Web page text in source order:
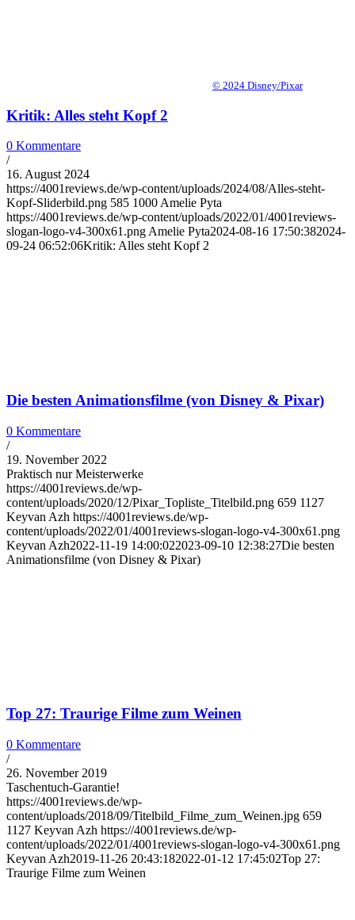
© 2024 Disney/Pixar
Kritik: Alles steht Kopf 2
0 Kommentare
/
16. August 2024
https://4001reviews.de/wp-content/uploads/2024/08/Alles-steht-
Kopf-Sliderbild.png 585 1000 Amelie Pyta
https://4001reviews.de/wp-content/uploads/2022/01/4001reviews-
slogan-logo-v4-300x61.png Amelie Pyta2024-08-16 17:50:382024-
09-24 06:52:06Kritik: Alles steht Kopf 2
Die besten Animationsfilme (von Disney & Pixar)
0 Kommentare
/
19. November 2022
Praktisch nur Meisterwerke
https://4001reviews.de/wp-
content/uploads/2020/12/Pixar_Topliste_Titelbild.png 659 1127
Keyvan Azh https://4001reviews.de/wp-
content/uploads/2022/01/4001reviews-slogan-logo-v4-300x61.png
Keyvan Azh2022-11-19 14:00:022023-09-10 12:38:27Die besten
Animationsfilme (von Disney & Pixar)
Top 27: Traurige Filme zum Weinen
0 Kommentare
/
26. November 2019
Taschentuch-Garantie!
https://4001reviews.de/wp-
content/uploads/2018/09/Titelbild_Filme_zum_Weinen.jpg 659
1127 Keyvan Azh https://4001reviews.de/wp-
content/uploads/2022/01/4001reviews-slogan-logo-v4-300x61.png
Keyvan Azh2019-11-26 20:43:182022-01-12 17:45:02Top 27:
Traurige Filme zum Weinen